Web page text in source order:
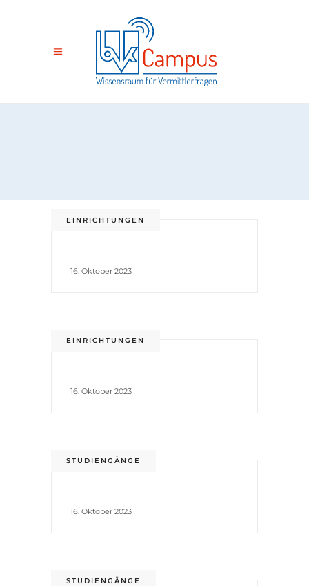
EINRICHTUNGEN
16. Oktober 2023
EINRICHTUNGEN
16. Oktober 2023
STUDIENGÄNGE
16. Oktober 2023
STUDIENGÄNGE